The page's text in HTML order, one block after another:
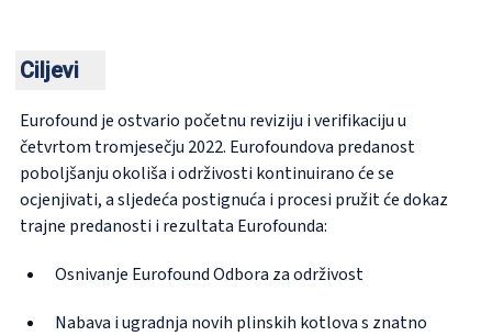
Ciljevi
Eurofound je ostvario početnu reviziju i verifikaciju u
četvrtom tromjesečju 2022. Eurofoundova predanost
poboljšanju okoliša i održivosti kontinuirano će se
ocjenjivati, a sljedeća postignuća i procesi pružit će dokaz
trajne predanosti i rezultata Eurofounda:
Osnivanje Eurofound Odbora za održivost
Nabava i ugradnja novih plinskih kotlova s znatno